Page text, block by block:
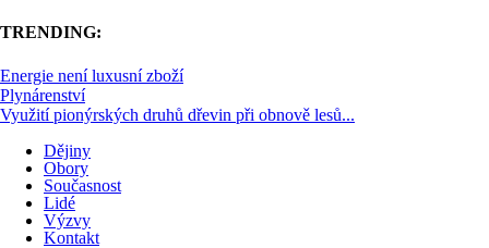
TRENDING:
Energie není luxusní zboží
Plynárenství
Využití pionýrských druhů dřevin při obnově lesů...
Dějiny
Obory
Současnost
Lidé
Výzvy
Kontakt